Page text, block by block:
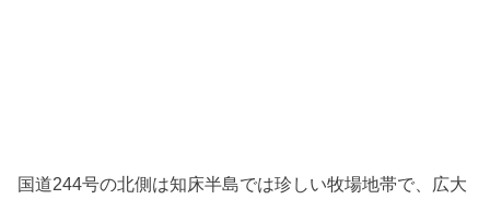
国道244号の北側は知床半島では珍しい牧場地帯で、広大